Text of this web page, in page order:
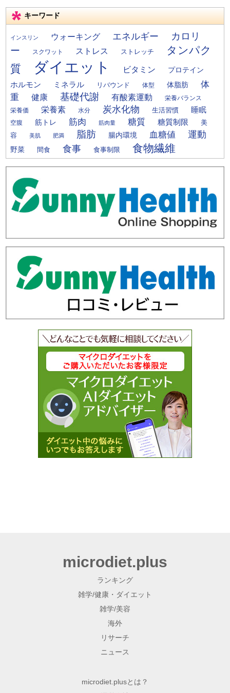
キーワード
インスリン ウォーキング エネルギー
カロリ
ー
スクワット ストレス ストレッチ
タンパク
質
ダイエット ビタミン プロテイン
ホルモン ミネラル リバウンド 体型 体脂肪
体
重
健康 基礎代謝 有酸素運動 栄養バランス
栄養価 栄養素 水分 炭水化物 生活習慣 睡眠
空腹 筋トレ 筋肉 筋肉量 糖質 糖質制限
美
容
美肌 肥満 脂肪 腸内環境 血糖値 運動
野菜 間食 食事 食事制限 食物繊維
microdiet.plus
ランキング
雑学/健康・ダイエット
雑学/美容
海外
リサーチ
ニュース
microdiet.plusとは？